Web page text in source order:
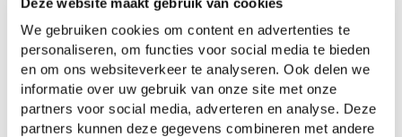
We gebruiken cookies om content en advertenties te
personaliseren, om functies voor social media te bieden
en om ons websiteverkeer te analyseren. Ook delen we
informatie over uw gebruik van onze site met onze
partners voor social media, adverteren en analyse. Deze
partners kunnen deze gegevens combineren met andere
vaardigheden die de overgang naar de
basisschool gemakkelijker maken. Dit gebeurt
bij ons áltijd aan de hand vanSpring Actief of
een VVE-methode. De activiteiten passen bij
de interesses van je kind en bieden de